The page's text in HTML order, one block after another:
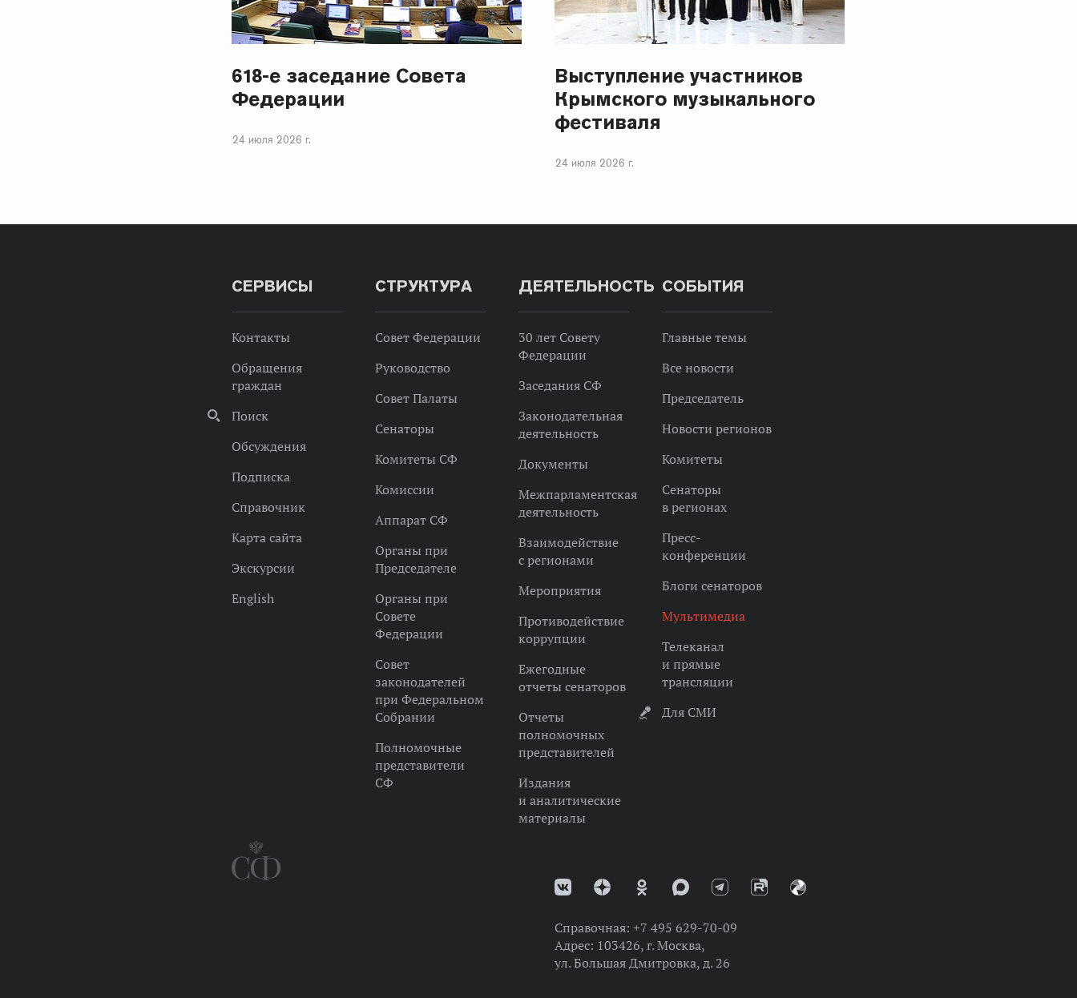
618-е заседание Совета
Федерации
24 июля 2026 г.
Выступление участников
Крымского музыкального
фестиваля
24 июля 2026 г.
СЕРВИСЫ
Контакты
Обращения
граждан
Поиск
Обсуждения
Подписка
Справочник
Карта сайта
Экскурсии
English
СТРУКТУРА
Совет Федерации
Руководство
Совет Палаты
Сенаторы
Комитеты СФ
Комиссии
Аппарат СФ
Органы при
Председателе
Органы при
Совете
Федерации
Совет
законодателей
при Федеральном
Собрании
Полномочные
представители
СФ
ДЕЯТЕЛЬНОСТЬ
30 лет Совету
Федерации
Заседания СФ
Законодательная
деятельность
Документы
Межпарламентская
деятельность
Взаимодействие
с регионами
Мероприятия
Противодействие
коррупции
Ежегодные
отчеты сенаторов
Отчеты
полномочных
представителей
Издания
и аналитические
материалы
СОБЫТИЯ
Главные темы
Все новости
Председатель
Новости регионов
Комитеты
Сенаторы
в регионах
Пресс-
конференции
Блоги сенаторов
Мультимедиа
Телеканал
и прямые
трансляции
Для СМИ
Справочная: +7 495 629-70-09
Адрес: 103426, г. Москва,
ул. Большая Дмитровка, д. 26